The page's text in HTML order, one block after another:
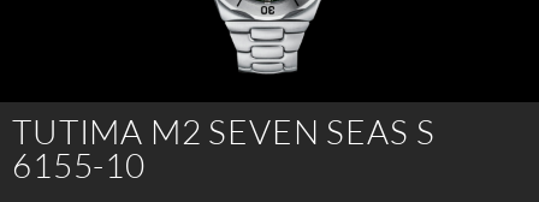
TUTIMA M2 SEVEN SEAS S
6155-10